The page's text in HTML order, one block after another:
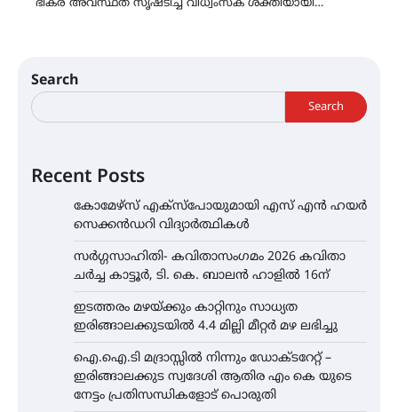
ഭീകര അവസ്ഥത സൃഷ്ടിച്ച് വിധ്വംസക ശക്തിയായി…
Search
Search
Recent Posts
കോമേഴ്സ് എക്സ്പോയുമായി എസ് എൻ ഹയർ
സെക്കൻഡറി വിദ്യാർത്ഥികൾ
സർഗ്ഗസാഹിതി- കവിതാസംഗമം 2026 കവിതാ
ചർച്ച കാട്ടൂർ, ടി. കെ. ബാലൻ ഹാളിൽ 16ന്
ഇടത്തരം മഴയ്ക്കും കാറ്റിനും സാധ്യത
ഇരിങ്ങാലക്കുടയിൽ 4.4 മില്ലി മീറ്റർ മഴ ലഭിച്ചു
ഐ.ഐ.ടി മദ്രാസ്സിൽ നിന്നും ഡോക്ടറേറ്റ് –
ഇരിങ്ങാലക്കുട സ്വദേശി ആതിര എം കെ യുടെ
നേട്ടം പ്രതിസന്ധികളോട് പൊരുതി